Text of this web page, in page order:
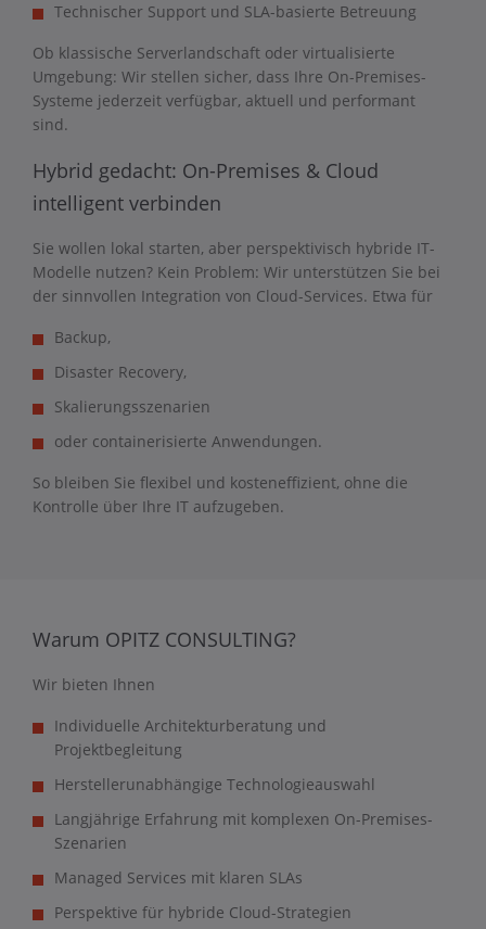
Technischer Support und SLA-basierte Betreuung
Ob klassische Serverlandschaft oder virtualisierte
Umgebung: Wir stellen sicher, dass Ihre On-Premises-
Systeme jederzeit verfügbar, aktuell und performant
sind.
Hybrid gedacht: On-Premises & Cloud
intelligent verbinden
Sie wollen lokal starten, aber perspektivisch hybride IT-
Modelle nutzen? Kein Problem: Wir unterstützen Sie bei
der sinnvollen Integration von Cloud-Services. Etwa für
Backup,
Disaster Recovery,
Skalierungsszenarien
oder containerisierte Anwendungen.
So bleiben Sie flexibel und kosteneffizient, ohne die
Kontrolle über Ihre IT aufzugeben.
Warum OPITZ CONSULTING?
Wir bieten Ihnen
Individuelle Architekturberatung und
Projektbegleitung
Herstellerunabhängige Technologieauswahl
Langjährige Erfahrung mit komplexen On-Premises-
Szenarien
Managed Services mit klaren SLAs
Perspektive für hybride Cloud-Strategien